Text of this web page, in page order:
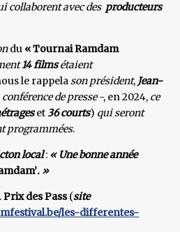
collaborent avec des producteurs
du « Tournai Ramdam
14 filmsétaient
le rappelason président, Jean-
conférence de presse-, en 2024, ce
et36 courts) qui seront
programmées.
local: « Une bonne année
. »
.Prix des Pass(site
les-differentes-